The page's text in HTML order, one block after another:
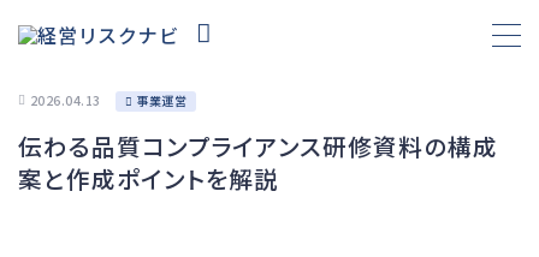
財務 696
資金繰り 193
2026.04.13 事業運営
伝わる品質コンプライアンス研修資料の構成
案と作成ポイントを解説